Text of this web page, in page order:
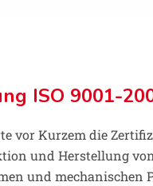
ISO 9001-
vor Kurzem die
und Herstellung
und mechanischen